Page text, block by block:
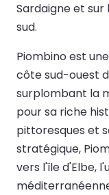
Sardaigne et
sud.
Piombino est
côte sud-ouest
surplombant la
pour sa riche
pittoresques et
stratégique,
vers l'île d'Elbe,